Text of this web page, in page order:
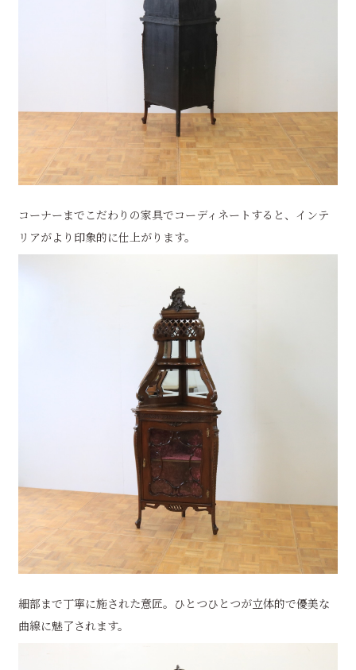
コーナーまでこだわりの家具でコーディネートすると、インテ
リアがより印象的に仕上がります。
細部まで丁寧に施された意匠。ひとつひとつが立体的で優美な
曲線に魅了されます。